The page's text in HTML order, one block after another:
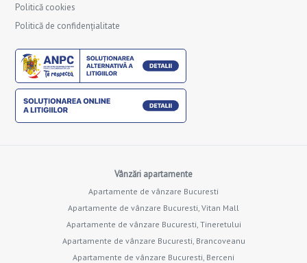
Politică cookies
Politică de confidențialitate
Vânzări apartamente
Apartamente de vânzare Bucuresti
Apartamente de vânzare Bucuresti, Vitan Mall
Apartamente de vânzare Bucuresti, Tineretului
Apartamente de vânzare Bucuresti, Brancoveanu
Apartamente de vânzare Bucuresti, Berceni